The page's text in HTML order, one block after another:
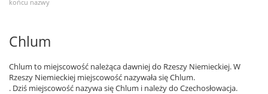
końcu nazwy
Chlum
Chlum to miejscowość należąca dawniej do Rzeszy Niemieckiej. W
Rzeszy Niemieckiej miejscowość nazywała się Chlum.
. Dziś miejscowość nazywa się Chlum i należy do Czechosłowacja.